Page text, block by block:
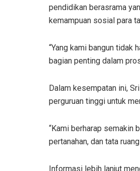
pendidikan berasrama
kemampuan sosial para
“Yang kami bangun tidak
bagian penting dalam
Dalam kesempatan ini,
perguruan tinggi untuk
“Kami berharap semakin
pertanahan, dan tata
Informasi lebih lanjut